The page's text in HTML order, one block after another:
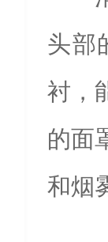
头部
衬，
的面
和烟